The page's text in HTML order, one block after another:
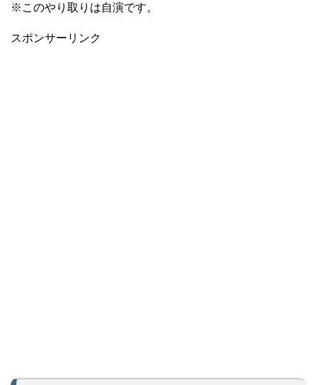
※このやり取りは自演です。
スポンサーリンク